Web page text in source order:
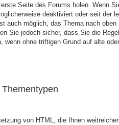
Seite des Forums holen. Wenn
deaktiviert oder seit der
auch möglich, das Thema nach
Sie jedoch sicher, dass Sie die
wenn ohne triftigen Grund auf alte
von HTML, die Ihnen